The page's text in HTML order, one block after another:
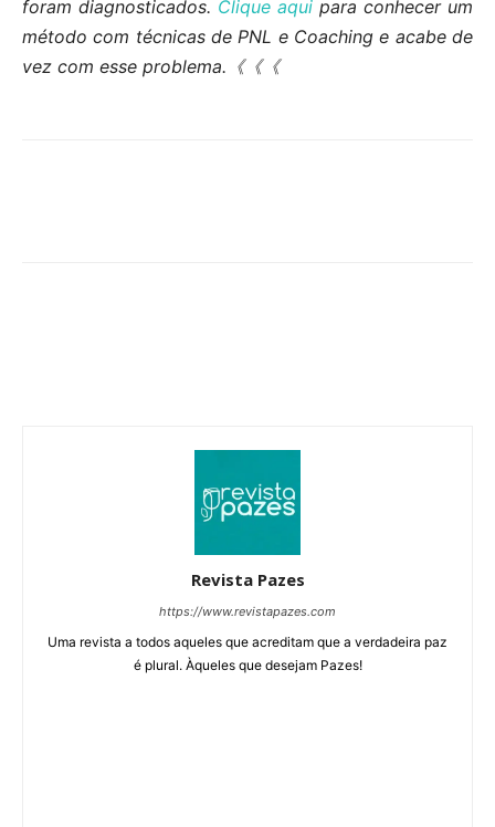
foram diagnosticados. Clique aqui para conhecer um
método com técnicas de PNL e Coaching e acabe de
vez com esse problema.《《《
Revista Pazes
https://www.revistapazes.com
Uma revista a todos aqueles que acreditam que a verdadeira paz
é plural. Àqueles que desejam Pazes!